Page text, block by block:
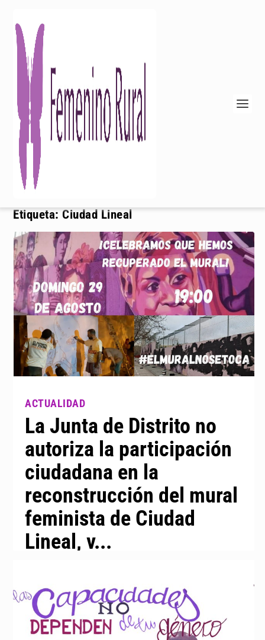
Etiqueta: Ciudad Lineal
La Junta de Distrito no
autoriza la participación
ciudadana en la
reconstrucción del mural
feminista de Ciudad
Lineal, v...